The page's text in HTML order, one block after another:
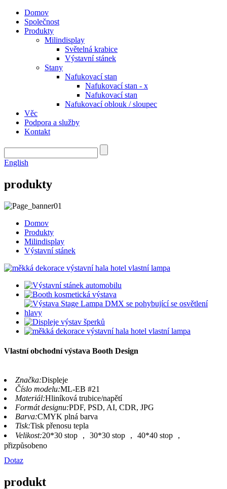
Domov
Společnost
Produkty
Milindisplay
Světelná krabice
Výstavní stánek
Stany
Nafukovací stan
Nafukovací stan - x
Nafukovací stan
Nafukovací oblouk / sloupec
Věc
Podpora a služby
Kontakt
English
produkty
Domov
Produkty
Milindisplay
Výstavní stánek
Vlastní obchodní výstava Booth Design
Značka:Displeje
Číslo modelu:ML-EB #21
Materiál:Hliníková trubice/napětí
Formát designu:PDF, PSD, AI, CDR, JPG
Barva:CMYK plná barva
Tisk:Tisk přenosu tepla
Velikost:20*30 stop ， 30*30 stop ， 40*40 stop ，
přizpůsobeno
Dotaz
produkt